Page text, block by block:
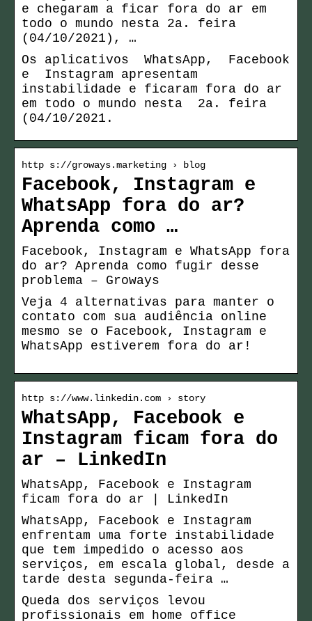
e chegaram a ficar fora do ar em
todo o mundo nesta 2a. feira
(04/10/2021), …
Os aplicativos WhatsApp, Facebook
e Instagram apresentam
instabilidade e ficaram fora do ar
em todo o mundo nesta 2a. feira
(04/10/2021.
http s://groways.marketing › blog
Facebook, Instagram e
WhatsApp fora do ar?
Aprenda como …
Facebook, Instagram e WhatsApp fora
do ar? Aprenda como fugir desse
problema – Groways
Veja 4 alternativas para manter o
contato com sua audiência online
mesmo se o Facebook, Instagram e
WhatsApp estiverem fora do ar!
http s://www.linkedin.com › story
WhatsApp, Facebook e
Instagram ficam fora do
ar – LinkedIn
WhatsApp, Facebook e Instagram
ficam fora do ar | LinkedIn
WhatsApp, Facebook e Instagram
enfrentam uma forte instabilidade
que tem impedido o acesso aos
serviços, em escala global, desde a
tarde desta segunda-feira …
Queda dos serviços levou
profissionais em home office